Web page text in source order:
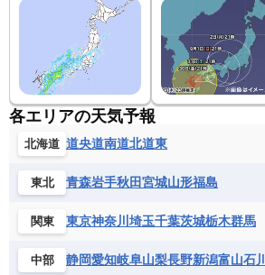
各エリアの天気予報
北海道 道央道南道北道東
東北 青森岩手秋田宮城山形福島
関東 東京神奈川 埼玉千葉茨城栃木群馬
中部 静岡愛知岐阜山梨長野新潟富山石川